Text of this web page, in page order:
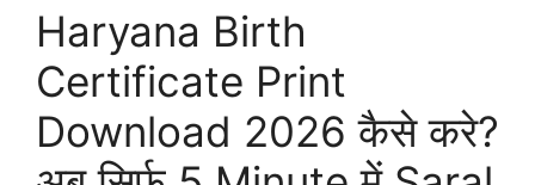
Haryana Birth
Certificate Print
Download 2026 कैसे करे?